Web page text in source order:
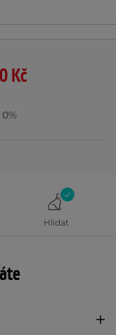
Kč
0%
Hlídat